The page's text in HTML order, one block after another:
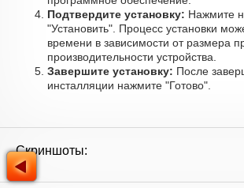
Подтвердите установку: Нажмите
"Установить". Процесс установки
времени в зависимости от размера
производительности устройства.
Завершите установку: После
инсталляции нажмите "Готово".
Скриншоты: